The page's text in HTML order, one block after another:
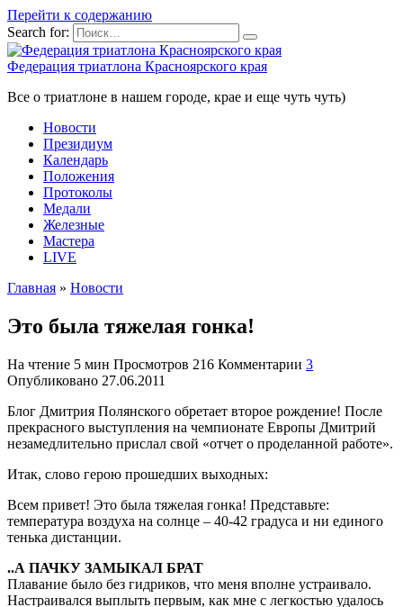
Перейти к содержанию
Search for:
Федерация триатлона Красноярского края
Все о триатлоне в нашем городе, крае и еще чуть чуть)
Новости
Президиум
Календарь
Положения
Протоколы
Медали
Железные
Мастера
LIVE
Главная » Новости
Это была тяжелая гонка!
На чтение 5 мин Просмотров 216 Комментарии 3
Опубликовано 27.06.2011
Блог Дмитрия Полянского обретает второе рождение! После
прекрасного выступления на чемпионате Европы Дмитрий
незамедлительно прислал свой «отчет о проделанной работе».
Итак, слово герою прошедших выходных:
Всем привет! Это была тяжелая гонка! Представьте:
температура воздуха на солнце – 40-42 градуса и ни единого
тенька дистанции.
..А ПАЧКУ ЗАМЫКАЛ БРАТ
Плавание было без гидриков, что меня вполне устраивало.
Настраивался выплыть первым, как мне с легкостью удалось